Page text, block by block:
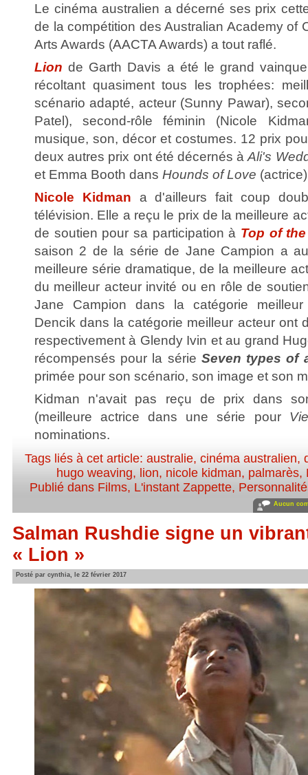
Le cinéma australien a décerné ses prix
de la compétition des Australian Academy of
Arts Awards (AACTA Awards) a tout raflé.
Lion de Garth Davis a été le grand
récoltant quasiment tous les trophées:
scénario adapté, acteur (Sunny Pawar),
Patel), second-rôle féminin (Nicole
musique, son, décor et costumes. 12 prix
deux autres prix ont été décernés àAli's
et Emma Booth dans Hounds of Love
Nicole Kidman a d'ailleurs fait coup
télévision. Elle a reçu le prix de la meilleure
de soutien pour sa participation à Top of
saison 2 de la série de Jane Campion a
meilleure série dramatique, de la meilleure
du meilleur acteur invité ou en rôle de
Jane Campion dans la catégorie
Dencik dans la catégorie meilleur acteur ont
respectivement à Glendy Ivin et au grand
récompensés pour la série Seven types of
primée pour son scénario, son image et son
Kidman n'avait pas reçu de prix dans
(meilleure actrice dans une série pour
nominations.
Tags liés à cet article: australie, cinéma australien,
hugo weaving, lion, nicole kidman, palmarès,
Publié dans Films, L'instant Zappette,
Aucun
Salman Rushdie signe un
« Lion »
Posté par cynthia, le 22 février 2017